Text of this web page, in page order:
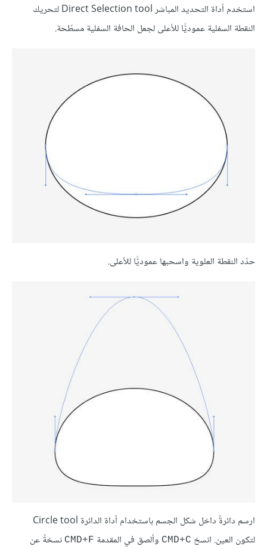
استخدم أداة التحديد المباشر Direct Selection tool لتحريك
النقطة السفلية عموديًّا للأعلى لجعل الحافة السفلية مسطّحة.
حدّد النقطة العلوية واسحبها عموديًّا للأعلى.
ارسم دائرةً داخل شكل الجسم باستخدام أداة الدائرة Circle tool
لتكون العين. انسخ CMD+C وألصق في المقدمة CMD+F نسخةً عن